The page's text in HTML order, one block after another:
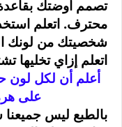
تصمم أوضتك بقاعدة 60-
محترف. اتعلم
شخصيتك من لونك
اتعلم إزاي تخليها
أعلم أن لكل لون
على
بالطبع ليس